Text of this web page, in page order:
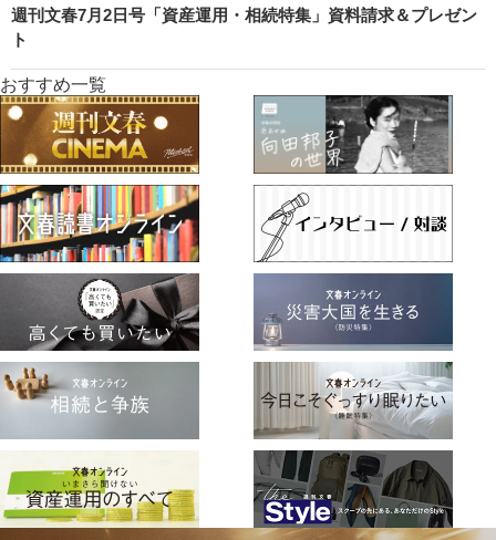
週刊文春7月2日号「資産運用・相続特集」資料請求＆プレゼン
ト
おすすめ一覧